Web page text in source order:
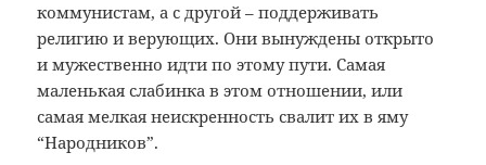
коммунистам, а с другой – поддерживать
религию и верующих. Они вынуждены открыто
и мужественно идти по этому пути. Самая
маленькая слабинка в этом отношении, или
самая мелкая неискренность свалит их в яму
“Народников”.